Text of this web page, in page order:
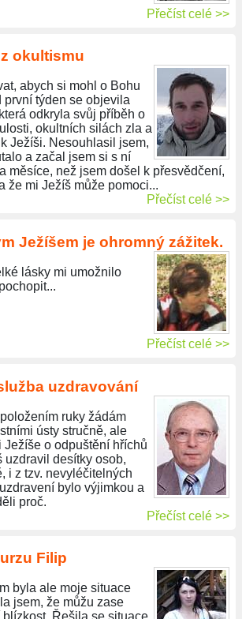
Přečíst celé >>
okultismu
abych si mohl o Bohu
první týden se objevila
odkryla svůj příběh o
okultních silách zla a
Ježíši. Nesouhlasil jsem,
a začal jsem si s ní
měsíce, než jsem došel k přesvědčení,
že mi Ježíš může pomoci...
Přečíst celé >>
Ježíšem je ohromný zážitek.
lásky mi umožnilo
Přečíst celé >>
uzdravování
ruky žádám
ústy stručně, ale
Ježíše o odpuštění hříchů
uzdravil desítky osob,
i z tzv. nevyléčitelných
bylo výjimkou a
proč.
Přečíst celé >>
Filip
byla ale moje situace
jsem, že můžu zase